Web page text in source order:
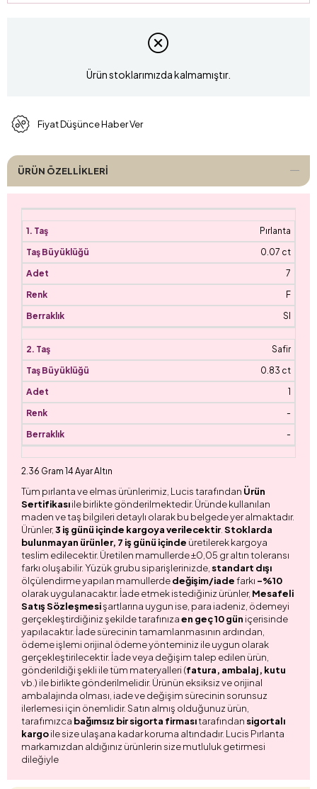
Ürün stoklarımızda kalmamıştır.
Fiyat Düşünce Haber Ver
ÜRÜN ÖZELLIKLERI
Pırlanta
0.07 ct
7
F
SI
Safir
0.83 ct
1
-
-
2.36 Gram 14 Ayar Altın
Tüm pırlanta ve elmas ürünlerimiz, Lucis tarafından Ürün
Sertifikasıile birlikte gönderilmektedir. Üründe kullanılan
maden ve taş bilgileri detaylı olarak bu belgede yer almaktadır.
Ürünler,3 iş günü içinde kargoya verilecektir. Stoklarda
bulunmayan ürünler, 7 iş günü içinde üretilerek kargoya
teslim edilecektir. Üretilen mamullerde ±0,05 gr altın toleransı
farkı oluşabilir. Yüzük grubu siparişlerinizde, standart dışı
ölçülendirme yapılan mamullerdedeğişim/iadefarkı -%10
olarak uygulanacaktır. İade etmek istediğiniz ürünler, Mesafeli
Satış Sözleşmesişartlarına uygun ise, para iadeniz, ödemeyi
gerçekleştirdiğiniz şekilde tarafınızaen geç 10 gün içerisinde
yapılacaktır. İade sürecinin tamamlanmasının ardından,
ödeme işlemi orijinal ödeme yönteminiz ile uygun olarak
gerçekleştirilecektir. İade veya değişim talep edilen ürün,
gönderildiği şekli ile tüm materyalleri (fatura, ambalaj, kutu
vb.) ile birlikte gönderilmelidir. Ürünün eksiksiz ve orijinal
ambalajında olması, iade ve değişim sürecinin sorunsuz
ilerlemesi için önemlidir. Satın almış olduğunuz ürün,
tarafımızca bağımsız bir sigorta firmasıtarafından sigortalı
kargoile size ulaşana kadar koruma altındadır. Lucis Pırlanta
markamızdan aldığınız ürünlerin size mutluluk getirmesi
dileğiyle